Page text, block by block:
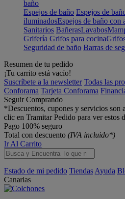
baño
Espejos de baño Espejos de
iluminadosEspejos de baño con
Sanitarios BañerasLavabos
Grifería Grifos para cocina
Seguridad de baño Barras de
Resumen de tu pedido
¡Tu carrito está vacío!
Suscríbete a la newsletter Todas las
Conforama Tarjeta Conforama
Seguir Comprando
*Descuentos, cupones y servicios son
clic en Tramitar Pedido para ver estos
Pago 100% seguro
Total con descuento (IVA incluido*)
Ir Al Carrito
Estado de mi pedido Tiendas Ayuda
Canarias